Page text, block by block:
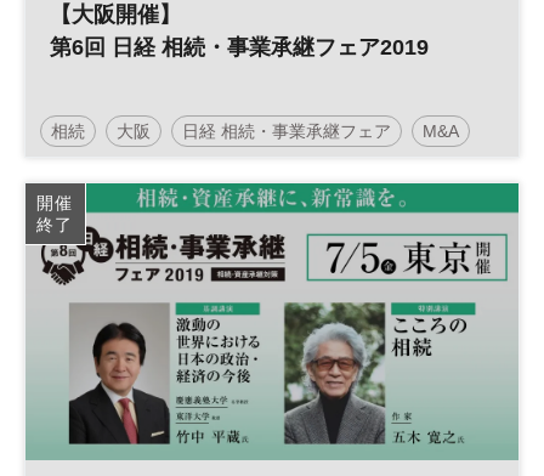
【大阪開催】
第6回 日経 相続・事業承継フェア2019
相続 大阪 日経 相続・事業承継フェア M&A
事業承継 承継 事業
資産
開催
終了